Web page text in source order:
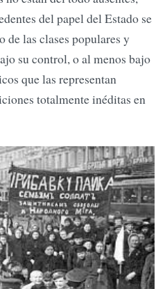
del papel del Estado se
de las clases populares y
su control, o al menos bajo
que las representan
totalmente inéditas en